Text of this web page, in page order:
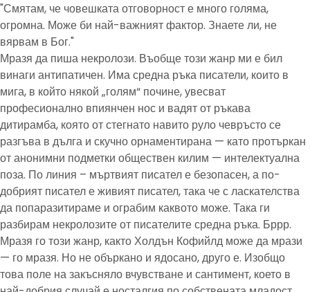
"Смятам, че човешката отговорност е много голяма,
огромна. Може би най-важният фактор. Знаете ли, не
вярвам в Бог."
Мразя да пиша некролози. Въобще този жанр ми е бил
винаги антипатичен. Има средна ръка писатели, които в
мига, в който някой „голям“ почине, увесват
професионално впиянчен нос и вадят от ръкава
дитирамба, която от стегнато навито руло чевръсто се
разгъва в дълга и скучно орнаментирана — като протъркан
от анонимни подметки обществен килим — интелектуална
поза. По линия – мъртвият писател е безопасен, а по-
добрият писател е живият писател, така че с ласкателства
да попаразитираме и ограбим каквото може. Така ги
разбирам некролозите от писателите средна ръка. Бррр.
Мразя го този жанр, както Холдън Кофийлд може да мрази
— го мразя. Но не объркано и ядосано, друго е. Изобщо
това поле на закъсняло вчувстване и сантимент, което в